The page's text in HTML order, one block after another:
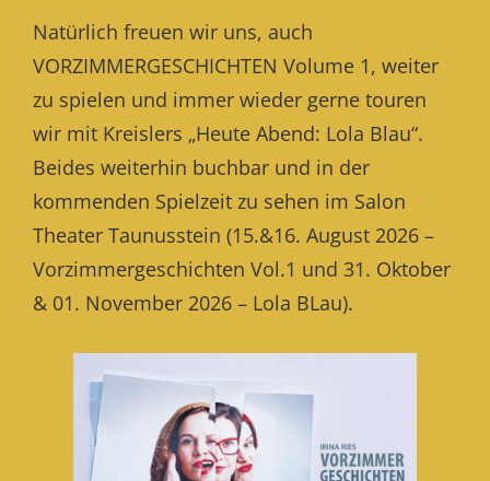
Natürlich freuen wir uns, auch
VORZIMMERGESCHICHTEN Volume 1, weiter
zu spielen und immer wieder gerne touren
wir mit Kreislers „Heute Abend: Lola Blau“.
Beides weiterhin buchbar und in der
kommenden Spielzeit zu sehen im Salon
Theater Taunusstein (15.&16. August 2026 –
Vorzimmergeschichten Vol.1 und 31. Oktober
& 01. November 2026 – Lola BLau).